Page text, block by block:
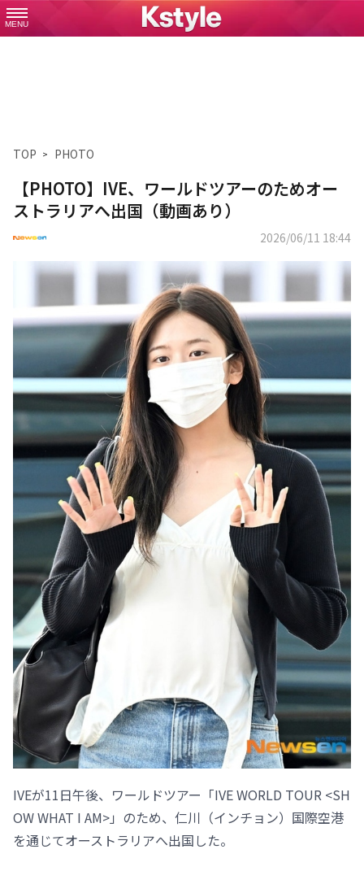
MENU
TOP PHOTO
【PHOTO】IVE、ワールドツアーのためオー
ストラリアへ出国（動画あり）
2026/06/11 18:44
IVEが11日午後、ワールドツアー「IVE WORLD TOUR <SH
OW WHAT I AM>」のため、仁川（インチョン）国際空港
を通じてオーストラリアへ出国した。